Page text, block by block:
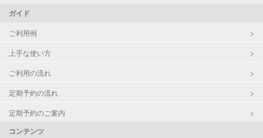
ガイド
ご利用例
上手な使い方
ご利用の流れ
定期予約の流れ
定期予約のご案内
コンテンツ